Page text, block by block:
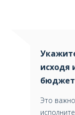
исходя
Это